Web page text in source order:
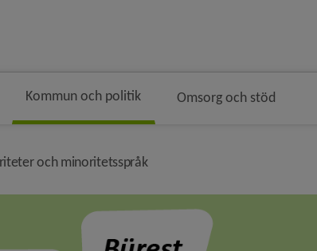
Kommun och politik Omsorg och stöd
och minoritetsspråknivå i brödsmulenavigeringen